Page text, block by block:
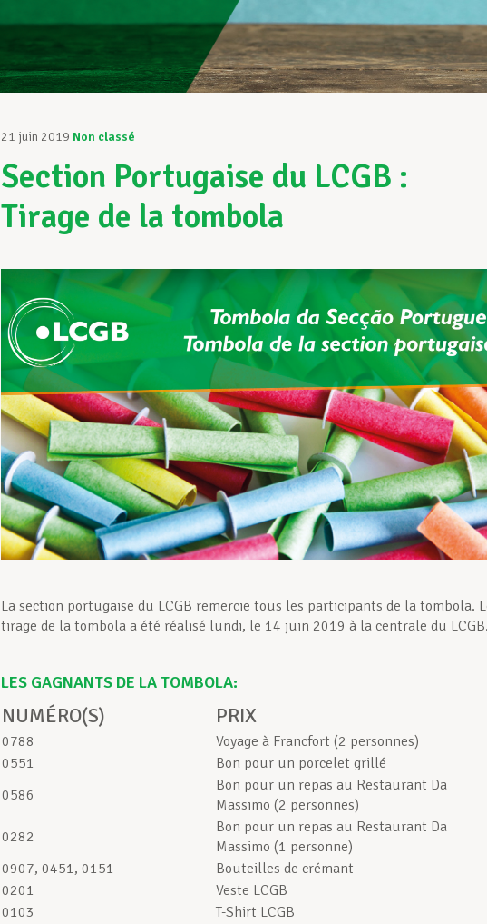
21 juin 2019 Non classé
Section Portugaise du LCGB :
Tirage de la tombola
La section portugaise du LCGB remercie tous les participants de la tombola.
tirage de la tombola a été réalisé lundi, le 14 juin 2019 à la centrale du
LES GAGNANTS DE LA TOMBOLA:
NUMÉRO(S) PRIX
0788
Voyage à Francfort (2 personnes)
0551
Bon pour un porcelet grillé
0586
Bon pour un repas au Restaurant Da
Massimo (2 personnes)
0282
Bon pour un repas au Restaurant Da
Massimo (1 personne)
0907, 0451, 0151
Bouteilles de crémant
0201
Veste LCGB
0103
T-Shirt LCGB